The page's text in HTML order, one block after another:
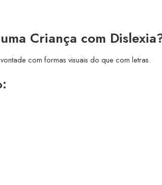
Criança com
com formas visuais do que com letras.